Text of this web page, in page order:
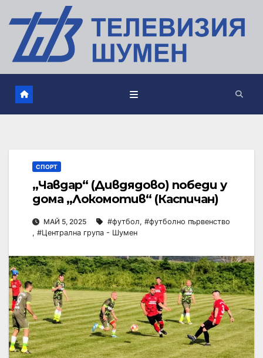
СПОРТ
„Чавдар“ (Дивдядово) победи у
дома „Локомотив“ (Каспичан)
МАЙ 5, 2025 #футбол, #футболно първенство
, #Централна група - Шумен